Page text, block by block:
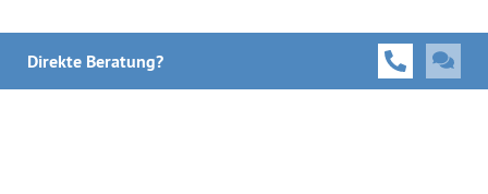
Direkte Beratung?